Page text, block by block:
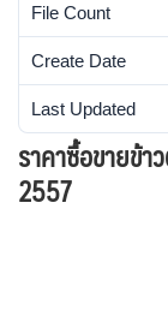
File Count
Create Date
Last Updated
ราคาซื้อขายข้
2557